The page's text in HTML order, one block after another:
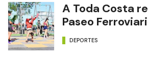
A Toda Costa
Paseo
DEPORTES